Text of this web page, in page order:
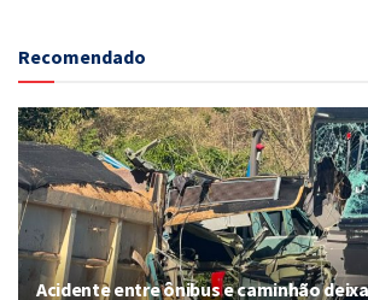
Recomendado
Acidente entre ônibus e caminhão